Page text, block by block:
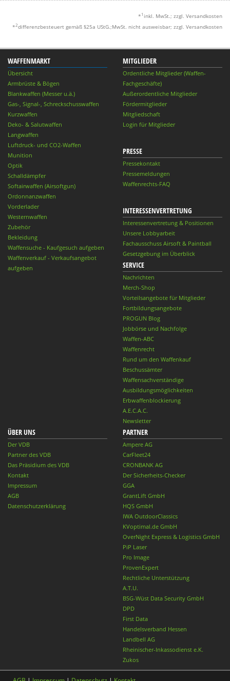
* 1 inkl. MwSt.; zzgl. Versandkosten
*2differenzbesteuert gemäß §25a UStG.;MwSt. nicht ausweisbar; zzgl. Versandkosten
WAFFENMARKT
Übersicht
Armbrüste & Bögen
Blankwaffen (Messer u.ä.)
Gas-, Signal-, Schreckschusswaffen
Kurzwaffen
Deko- & Salutwaffen
Langwaffen
Luftdruck- und CO2-Waffen
Munition
Optik
Schalldämpfer
Softairwaffen (Airsoftgun)
Ordonnanzwaffen
Vorderlader
Westernwaffen
Zubehör
Bekleidung
Waffensuche - Kaufgesuch aufgeben
Waffenverkauf - Verkaufsangebot
aufgeben
MITGLIEDER
Ordentliche Mitglieder (Waffen-
Fachgeschäfte)
Außerordentliche Mitglieder
Fördermitglieder
Mitgliedschaft
Login für Mitglieder
PRESSE
Pressekontakt
Pressemeldungen
Waffenrechts-FAQ
INTERESSENVERTRETUNG
Interessenvertretung & Positionen
Unsere Lobbyarbeit
Fachausschuss Airsoft & Paintball
Gesetzgebung im Überblick
SERVICE
Nachrichten
Merch-Shop
Vorteilsangebote für Mitglieder
Fortbildungsangebote
PROGUN Blog
Jobbörse und Nachfolge
Waffen-ABC
Waffenrecht
Rund um den Waffenkauf
Beschussämter
Waffensachverständige
Ausbildungsmöglichkeiten
Erbwaffenblockierung
A.E.C.A.C.
Newsletter
ÜBER UNS
Der VDB
Partner des VDB
Das Präsidium des VDB
Kontakt
Impressum
AGB
Datenschutzerklärung
PARTNER
Ampere AG
CarFleet24
CRONBANK AG
Der Sicherheits-Checker
GGA
GrantLift GmbH
HQS GmbH
IWA OutdoorClassics
KVoptimal.de GmbH
OverNight Express & Logistics GmbH
PiP Laser
Pro Image
ProvenExpert
Rechtliche Unterstützung
A.T.U.
BSG-Wüst Data Security GmbH
DPD
First Data
Handelsverband Hessen
Landbell AG
Rheinischer-Inkassodienst e.K.
Zukos